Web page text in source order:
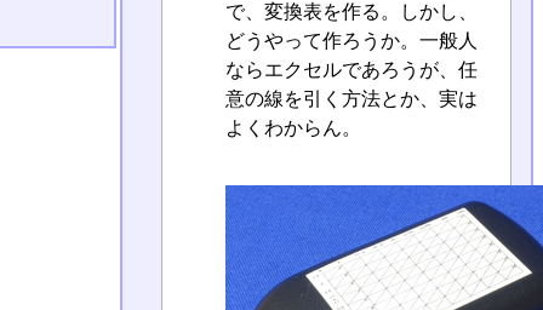
で、変換表を作る。しかし、
どうやって作ろうか。一般人
ならエクセルであろうが、任
意の線を引く方法とか、実は
よくわからん。